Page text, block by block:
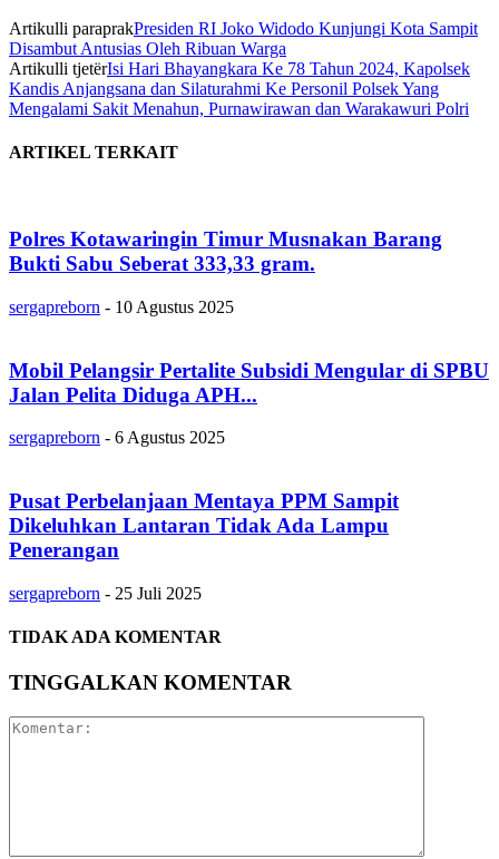
Artikulli paraprakPresiden RI Joko Widodo Kunjungi Kota Sampit
Disambut Antusias Oleh Ribuan Warga
Artikulli tjetërIsi Hari Bhayangkara Ke 78 Tahun 2024, Kapolsek
Kandis Anjangsana dan Silaturahmi Ke Personil Polsek Yang
Mengalami Sakit Menahun, Purnawirawan dan Warakawuri Polri
ARTIKEL TERKAIT
Polres Kotawaringin Timur Musnakan Barang
Bukti Sabu Seberat 333,33 gram.
sergapreborn - 10 Agustus 2025
Mobil Pelangsir Pertalite Subsidi Mengular di SPBU
Jalan Pelita Diduga APH...
sergapreborn - 6 Agustus 2025
Pusat Perbelanjaan Mentaya PPM Sampit
Dikeluhkan Lantaran Tidak Ada Lampu
Penerangan
sergapreborn - 25 Juli 2025
TIDAK ADA KOMENTAR
TINGGALKAN KOMENTAR